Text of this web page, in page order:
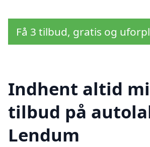
Få 3 tilbud, gratis og
Indhent altid
tilbud på
Lendum